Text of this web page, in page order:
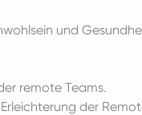
und
remote Teams.
der